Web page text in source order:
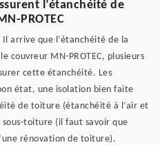
l’étanchéité de
PROTEC
arrive que l’étanchéité de la
couvreur MN-PROTEC, plusieurs
cette étanchéité. Les
état, une isolation bien faite
de toiture (étanchéité à l’air et
sous-toiture (il faut savoir que
rénovation de toiture).